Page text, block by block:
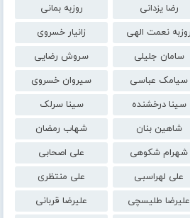
رضا یزدانی
روزبه بمانی
روزبه نعمت الهی
زانیار خسروی
سامان جلیلی
سروش رضایی
سیامک عباسی
سیروان خسروی
سینا درخشنده
سینا سرلک
شاهین بنان
شهاب رمضان
شهرام شکوهی
علی اصحابی
علی لهراسبی
علی منتظری
علیرضا طلیسچی
علیرضا قربانی